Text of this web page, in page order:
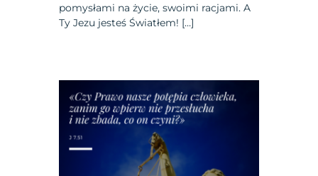
pomysłami na życie, swoimi racjami. A
Ty Jezu jesteś Światłem! […]